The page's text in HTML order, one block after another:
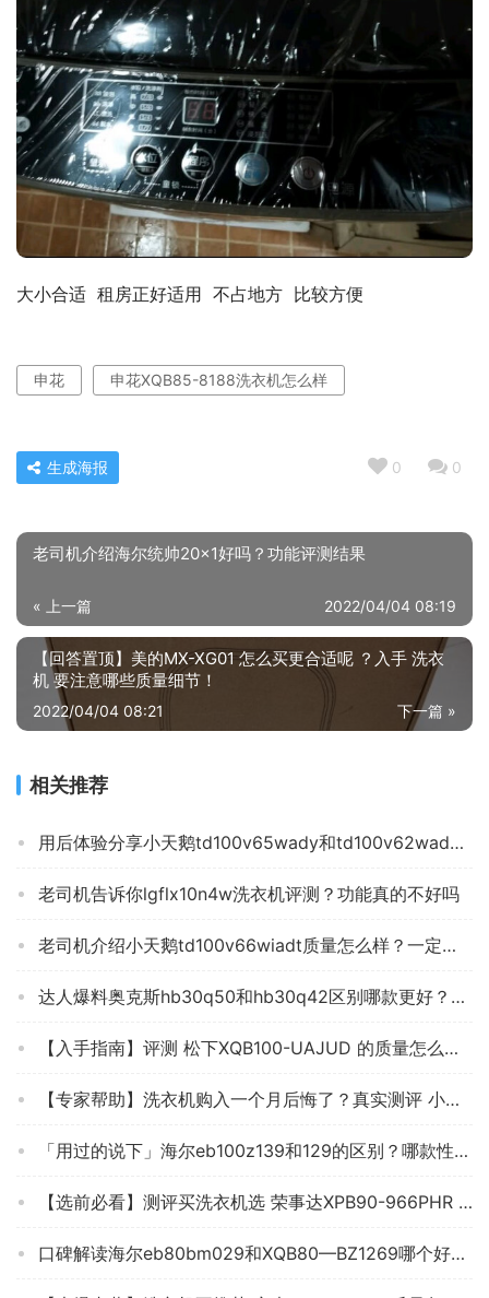
大小合适  租房正好适用  不占地方  比较方便
申花 申花XQB85-8188洗衣机怎么样
0 0
生成海报
老司机介绍海尔统帅20×1好吗？功能评测结果
« 上一篇 2022/04/04 08:19
【回答置顶】美的MX-XG01 怎么买更合适呢 ？入手 洗衣
机 要注意哪些质量细节！
下一篇 »
2022/04/04 08:21
相关推荐
用后体验分享小天鹅td100v65wady和td100v62wadg5哪款更适合？评测质量好不好
老司机告诉你lgflx10n4w洗衣机评测？功能真的不好吗
老司机介绍小天鹅td100v66wiadt质量怎么样？一定要了解的评测情况
达人爆料奥克斯hb30q50和hb30q42区别哪款更好？到底要怎么选择
【入手指南】评测 松下XQB100-UAJUD 的质量怎么样，洗衣机用完一个月后悔吗？
【专家帮助】洗衣机购入一个月后悔了？真实测评 小天鹅新品10公斤滚筒 质量怎么样，必看！
「用过的说下」海尔eb100z139和129的区别？哪款性价比更好
【选前必看】测评买洗衣机选 荣事达XPB90-966PHR 为什么后悔？达人分享质量怎么样？
口碑解读海尔eb80bm029和XQB80—BZ1269哪个好？谁是性价比之王